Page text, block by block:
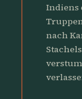
Indiens
nach